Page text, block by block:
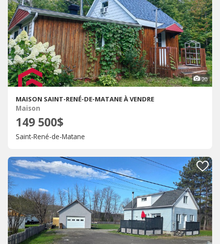
20
MAISON SAINT-RENÉ-DE-MATANE À VENDRE
Maison
149 500$
Saint-René-de-Matane